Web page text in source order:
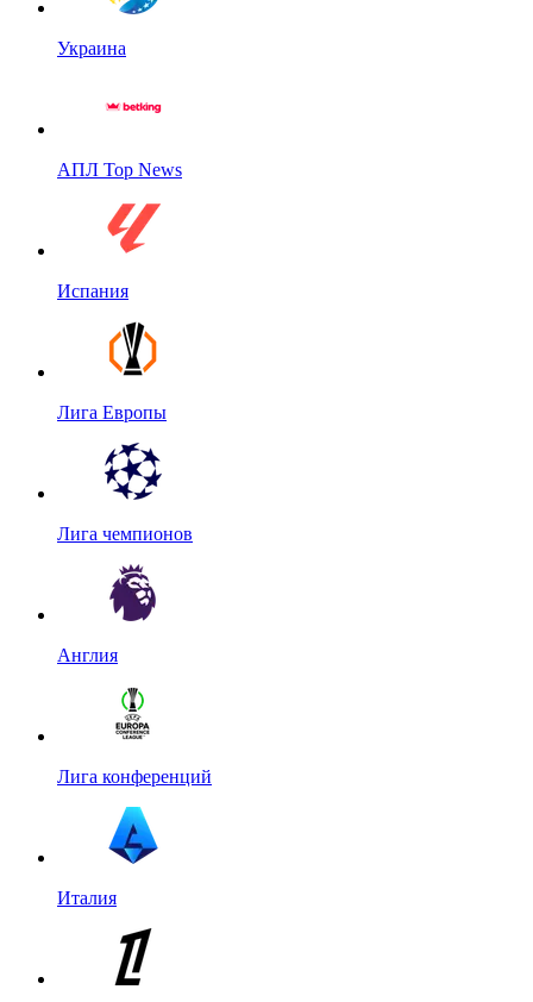
Украина
АПЛ Top News
Испания
Лига Европы
Лига чемпионов
Англия
Лига конференций
Италия